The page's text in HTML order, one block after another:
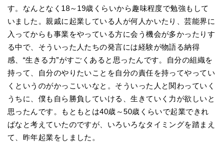
す。なんとなく18～19歳くらいから趣味程度で勉強もして
いました。親戚に起業している人が何人かいたり、芸能界に
入ってからも事業をやっている方に会う機会が多かったりす
る中で、そういった人たちの発言には経験が物語る納得
感、“生きる力”がすごくあると思ったんです。自分の組織を
持って、自分のやりたいことを自分の責任を持ってやってい
くというのがかっこいいなと。そういった人と関わっていく
うちに、僕も自ら勝負していける、生きていく力が欲しいと
思ったんです。もともとは40歳～50歳くらいで起業できれ
ばなと考えていたのですが、いろいろなタイミングを踏まえ
て、昨年起業をしました。